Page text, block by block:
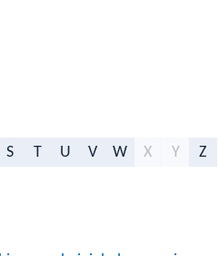
S T U V W X Y Z